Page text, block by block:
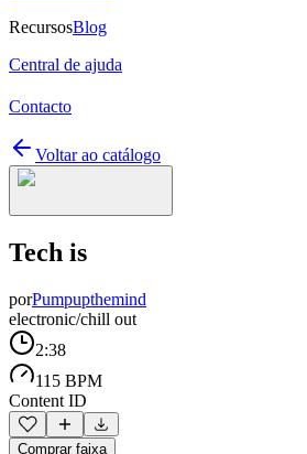
RecursosBlog
Central de ajuda
Contacto
Voltar ao catálogo
Tech is
porPumpupthemind
electronic/chill out
2:38
115 BPM
Content ID
Comprar faixa